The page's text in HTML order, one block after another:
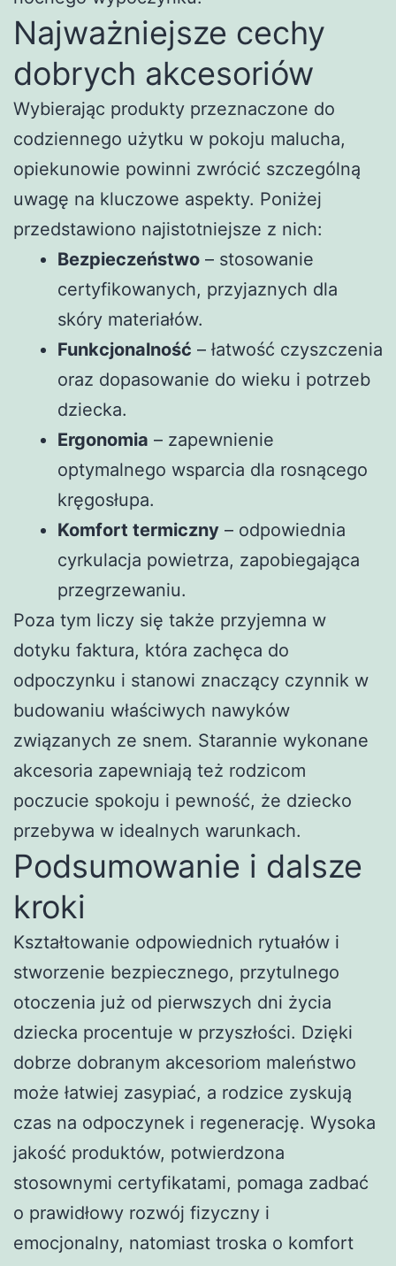
Najważniejsze cechy
dobrych akcesoriów
Wybierając produkty przeznaczone do
codziennego użytku w pokoju malucha,
opiekunowie powinni zwrócić szczególną
uwagę na kluczowe aspekty. Poniżej
przedstawiono najistotniejsze z nich:
Bezpieczeństwo – stosowanie
certyfikowanych, przyjaznych dla
skóry materiałów.
Funkcjonalność – łatwość czyszczenia
oraz dopasowanie do wieku i potrzeb
dziecka.
Ergonomia – zapewnienie
optymalnego wsparcia dla rosnącego
kręgosłupa.
Komfort termiczny – odpowiednia
cyrkulacja powietrza, zapobiegająca
przegrzewaniu.
Poza tym liczy się także przyjemna w
dotyku faktura, która zachęca do
odpoczynku i stanowi znaczący czynnik w
budowaniu właściwych nawyków
związanych ze snem. Starannie wykonane
akcesoria zapewniają też rodzicom
poczucie spokoju i pewność, że dziecko
przebywa w idealnych warunkach.
Podsumowanie i dalsze
kroki
Kształtowanie odpowiednich rytuałów i
stworzenie bezpiecznego, przytulnego
otoczenia już od pierwszych dni życia
dziecka procentuje w przyszłości. Dzięki
dobrze dobranym akcesoriom maleństwo
może łatwiej zasypiać, a rodzice zyskują
czas na odpoczynek i regenerację. Wysoka
jakość produktów, potwierdzona
stosownymi certyfikatami, pomaga zadbać
o prawidłowy rozwój fizyczny i
emocjonalny, natomiast troska o komfort